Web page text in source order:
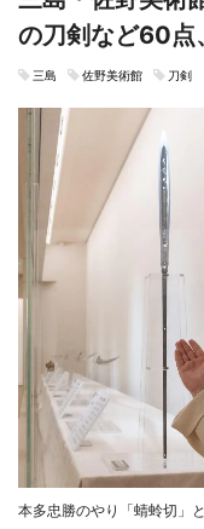
の刀剣など60点
三島 佐野美術館 刀剣
本多忠勝のやり「蜻蛉切」